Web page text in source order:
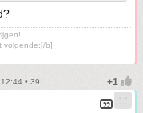
volgende:[/b]
• 39